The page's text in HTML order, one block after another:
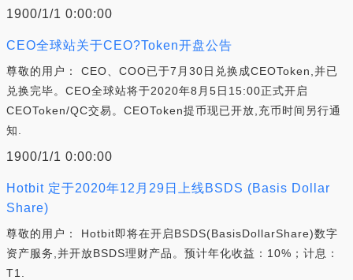
1900/1/1 0:00:00
CEO全球站关于CEO?Token开盘公告
尊敬的用户： CEO、COO已于7月30日兑换成CEOToken,并已
兑换完毕。CEO全球站将于2020年8月5日15:00正式开启
CEOToken/QC交易。CEOToken提币现已开放,充币时间另行通
知.
1900/1/1 0:00:00
Hotbit 定于2020年12月29日上线BSDS (Basis Dollar
Share)
尊敬的用户： Hotbit即将在开启BSDS(BasisDollarShare)数字
资产服务,并开放BSDS理财产品。预计年化收益：10%；计息：
T1.